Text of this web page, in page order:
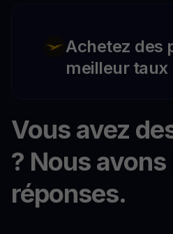
Achetez des
meilleur taux
Vous avez
? Nous avons
réponses.